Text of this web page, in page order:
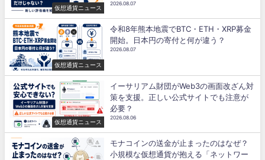
仮想通貨ニュース
2026.08.07
仮想通貨ニュース
令和8年熊本地震でBTC・ETH・XRP募金
開始。日本円の寄付と何が違う？
2026.08.07
仮想通貨ニュース
イーサリアム財団がWeb3の画面改ざん対
策を支援。正しい公式サイトでも注意が
必要？
2026.08.06
モナコインの送金が止まったのはなぜ？
小規模な仮想通貨が抱える「ネットワー